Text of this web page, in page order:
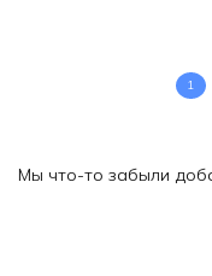
1
Мы что-то забыли